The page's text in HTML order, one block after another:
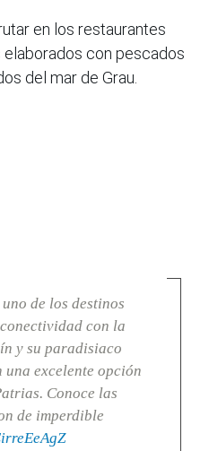
en los restaurantes
con pescados
del mar de Grau.
de los destinos
con la
y su paradisiaco
una excelente opción
Conoce las
de imperdible